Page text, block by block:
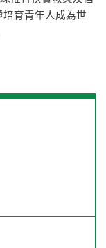
育青年人成為世